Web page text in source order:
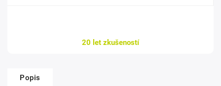
20 let zkušeností
Popis